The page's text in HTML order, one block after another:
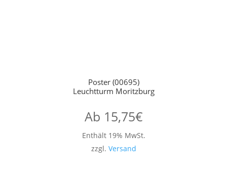
Poster (00695)
Leuchtturm Moritzburg
Ab 15,75€
Enthält 19% MwSt.
zzgl. Versand